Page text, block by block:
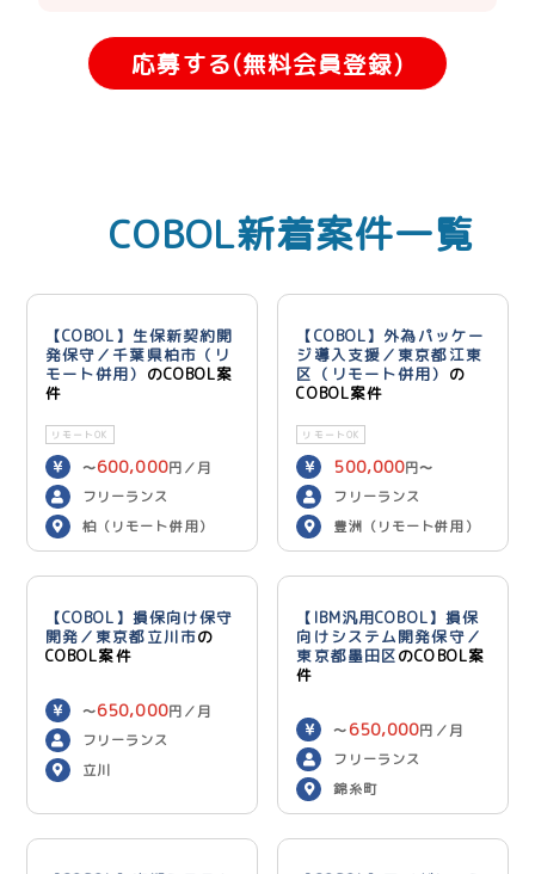
応募する(無料会員登録)
COBOL新着案件一覧
【COBOL】生保新契約開
発保守／千葉県柏市（リ
モート併用） のCOBOL案
件
リモートOK
〜600,000円／月
フリーランス
柏（リモート併用）
【COBOL】外為パッケー
ジ導入支援／東京都江東
区（リモート併用） の
COBOL案件
リモートOK
500,000円〜
600,000 円／月
フリーランス
豊洲（リモート併用）
【COBOL】損保向け保守
開発／東京都立川市の
COBOL案件
〜650,000円／月
フリーランス
立川
【IBM汎用COBOL】損保
向けシステム開発保守／
東京都墨田区のCOBOL案
件
〜 650,000円／月
フリーランス
錦糸町